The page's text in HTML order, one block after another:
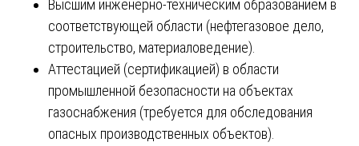
Высшим инженерно-техническим образованием в
соответствующей области (нефтегазовое дело,
строительство, материаловедение).
Аттестацией (сертификацией) в области
промышленной безопасности на объектах
газоснабжения (требуется для обследования
опасных производственных объектов).